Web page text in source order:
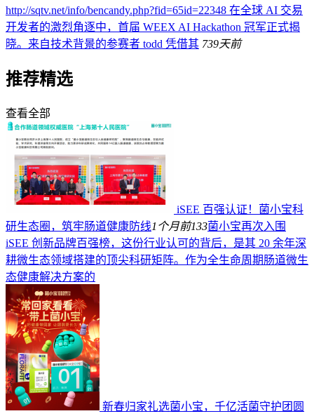
http://sqtv.net/info/bencandy.php?fid=65id=22348 在全球 AI 交易
开发者的激烈角逐中，首届 WEEX AI Hackathon 冠军正式揭
晓。来自技术背景的参赛者 todd 凭借其 739天前
推荐精选
查看全部
iSEE 百强认证！菌小宝科
研生态圈，筑牢肠道健康防线1个月前133菌小宝再次入围
iSEE 创新品牌百强榜，这份行业认可的背后，是其 20 余年深
耕微生态领域搭建的顶尖科研矩阵。作为全生命周期肠道微生
态健康解决方案的
新春归家礼选菌小宝，千亿活菌守护团圆